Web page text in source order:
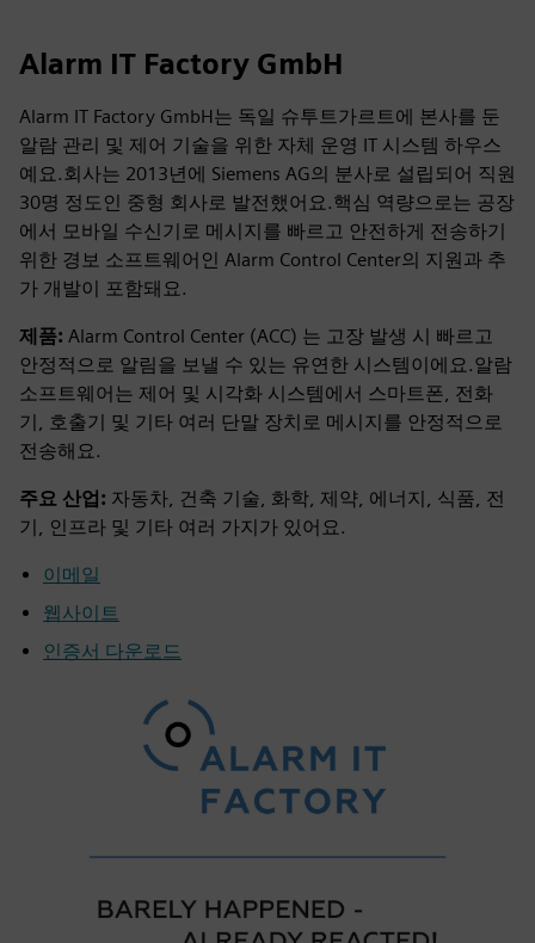
Alarm IT Factory GmbH
Alarm IT Factory GmbH는 독일 슈투트가르트에 본사를 둔
알람 관리 및 제어 기술을 위한 자체 운영 IT 시스템 하우스
예요.회사는 2013년에 Siemens AG의 분사로 설립되어 직원
30명 정도인 중형 회사로 발전했어요.핵심 역량으로는 공장
에서 모바일 수신기로 메시지를 빠르고 안전하게 전송하기
위한 경보 소프트웨어인 Alarm Control Center의 지원과 추
가 개발이 포함돼요.
제품: Alarm Control Center (ACC) 는 고장 발생 시 빠르고
안정적으로 알림을 보낼 수 있는 유연한 시스템이에요.알람
소프트웨어는 제어 및 시각화 시스템에서 스마트폰, 전화
기, 호출기 및 기타 여러 단말 장치로 메시지를 안정적으로
전송해요.
주요 산업: 자동차, 건축 기술, 화학, 제약, 에너지, 식품, 전
기, 인프라 및 기타 여러 가지가 있어요.
이메일
웹사이트
인증서 다운로드